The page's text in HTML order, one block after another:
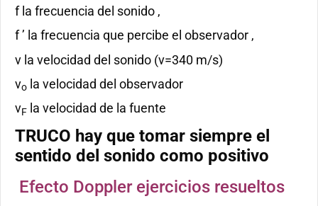
f la frecuencia del sonido ,
f ’ la frecuencia que percibe el observador ,
v la velocidad del sonido (v=340 m/s)
vo la velocidad del observador
vF la velocidad de la fuente
TRUCO hay que tomar siempre el
sentido del sonido como positivo
Efecto Doppler ejercicios resueltos